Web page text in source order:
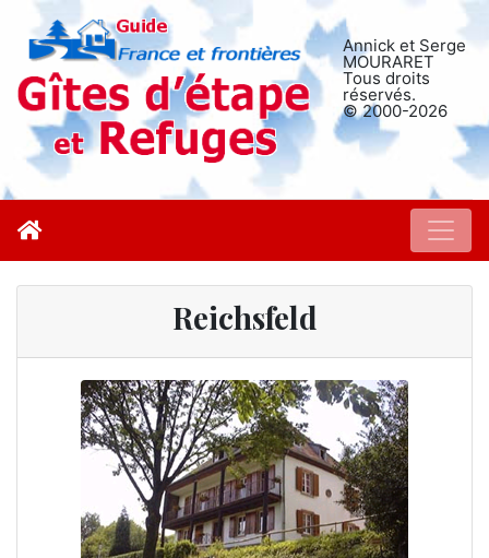
Annick et Serge
MOURARET
Tous droits
réservés.
© 2000-2026
Reichsfeld